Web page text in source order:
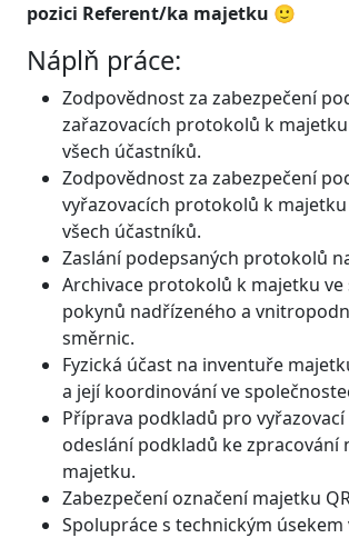
pozici Referent/ka majetku 🙂
Náplň práce:
Zodpovědnost za zabezpečení
zařazovacích protokolů k
všech účastníků.
Zodpovědnost za zabezpečení
vyřazovacích protokolů k
všech účastníků.
Zaslání podepsaných protokolů
Archivace protokolů k majetku ve
pokynů nadřízeného a
směrnic.
Fyzická účast na inventuře
a její koordinování ve
Příprava podkladů pro
odeslání podkladů ke zpracování
majetku.
Zabezpečení označení majetku
Spolupráce s technickým úsekem